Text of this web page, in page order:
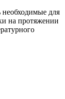
для
на протяжении